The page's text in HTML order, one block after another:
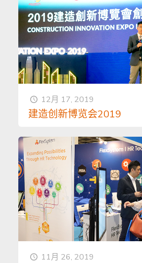
12月 17, 2019
建造创新博览会2019
11月 26, 2019